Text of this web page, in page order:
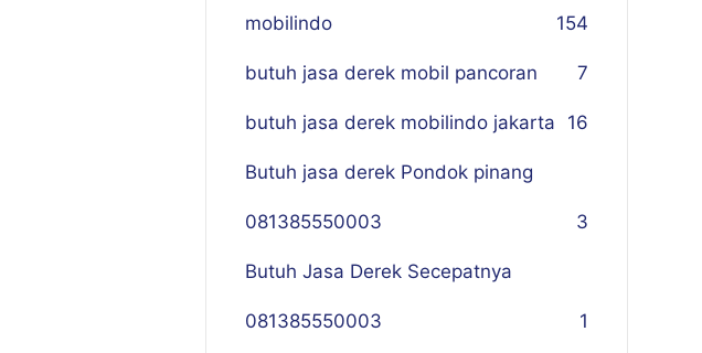
mobilindo 154
butuh jasa derek mobil pancoran 7
butuh jasa derek mobilindo jakarta 16
Butuh jasa derek Pondok pinang
081385550003 3
Butuh Jasa Derek Secepatnya
081385550003 1